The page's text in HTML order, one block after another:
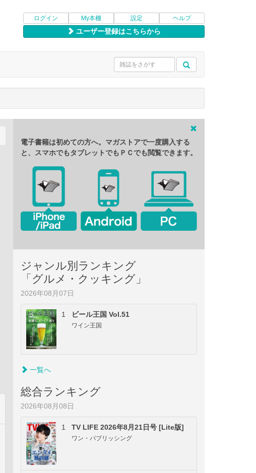
ログイン My本棚 設定 ヘルプ
ユーザー登録はこちらから
電子書籍は初めての方へ。マガストアで一度購入する
と、スマホでもタブレットでもＰＣでも閲覧できます。
ジャンル別ランキング
「グルメ・クッキング」
2026年08月07日
1 ビール王国 Vol.51
ワイン王国
一覧へ
総合ランキング
2026年08月08日
1 TV LIFE 2026年8月21日号 [Lite版]
ワン・パブリッシング